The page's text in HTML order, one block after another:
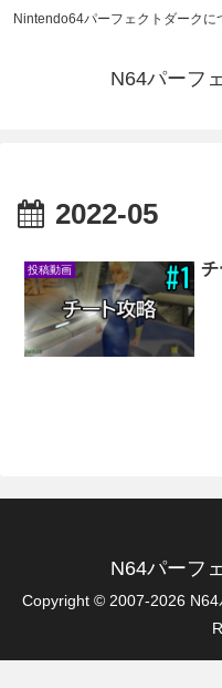
Nintendo64パーフェクトダークに
N64パーフ
2022-05
投稿動画 チ
N64パーフ
Copyright © 2007-2026 N64